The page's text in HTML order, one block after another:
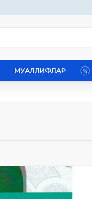
МУАЛЛИФЛАР